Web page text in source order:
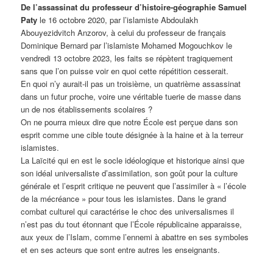
De l’assassinat du professeur d’histoire-géographie Samuel
Patyle 16 octobre 2020, par l’islamiste Abdoulakh
Abouyezidvitch Anzorov, à celui du professeur de français
Dominique Bernard par l’islamiste Mohamed Mogouchkov le
vendredi 13 octobre 2023, les faits se répètent tragiquement
sans que l’on puisse voir en quoi cette répétition cesserait.
En quoi n’y aurait-il pas un troisième, un quatrième assassinat
dans un futur proche, voire une véritable tuerie de masse dans
un de nos établissements scolaires ?
On ne pourra mieux dire que notre École est perçue dans son
esprit comme une cible toute désignée à la haine et à la terreur
islamistes.
La Laïcité qui en est le socle idéologique et historique ainsi que
son idéal universaliste d’assimilation, son goût pour la culture
générale et l’esprit critique ne peuvent que l’assimiler à « l’école
de la mécréance » pour tous les islamistes. Dans le grand
combat culturel qui caractérise le choc des universalismes il
n’est pas du tout étonnant que l’École républicaine apparaisse,
aux yeux de l’Islam, comme l’ennemi à abattre en ses symboles
et en ses acteurs que sont entre autres les enseignants.